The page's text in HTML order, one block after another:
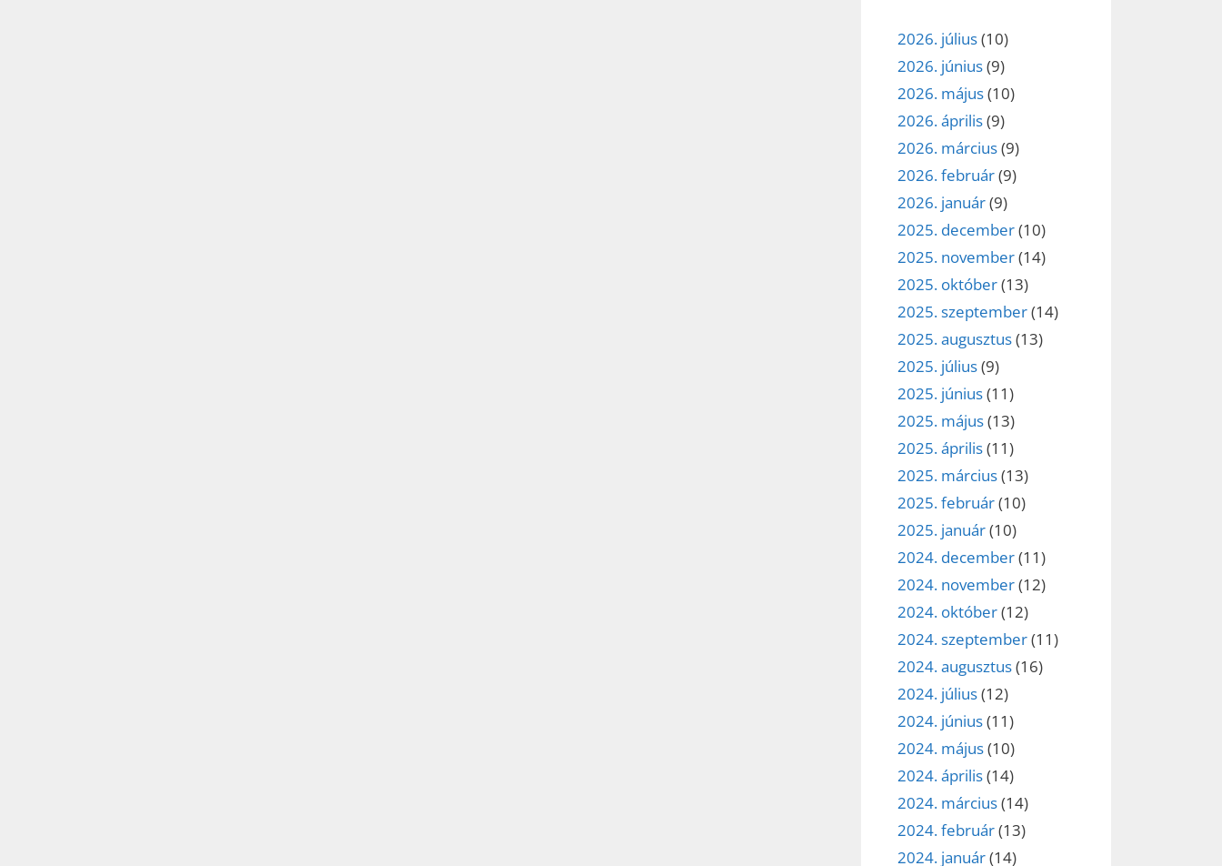
2026. július(10)
2026. június(9)
2026. május(10)
2026. április(9)
2026. március(9)
2026. február(9)
2026. január(9)
2025. december(10)
2025. november(14)
2025. október(13)
2025. szeptember(14)
2025. augusztus(13)
2025. július(9)
2025. június(11)
2025. május(13)
2025. április(11)
2025. március(13)
2025. február(10)
2025. január(10)
2024. december(11)
2024. november(12)
2024. október(12)
2024. szeptember(11)
2024. augusztus(16)
2024. július(12)
2024. június(11)
2024. május(10)
2024. április(14)
2024. március(14)
2024. február(13)
2024. január(14)